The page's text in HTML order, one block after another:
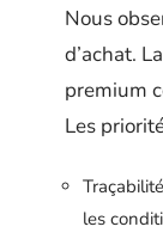
Nous
d’achat.
premium
Les
les